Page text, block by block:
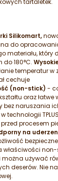
tartaletek.
Silikomart,
do
materiału, który
180°C.
temperatur w
cechuje
(non-stick) -
oraz
bez naruszania
technologii
procesem
na
właściwości non-
używać
deserów. Nie